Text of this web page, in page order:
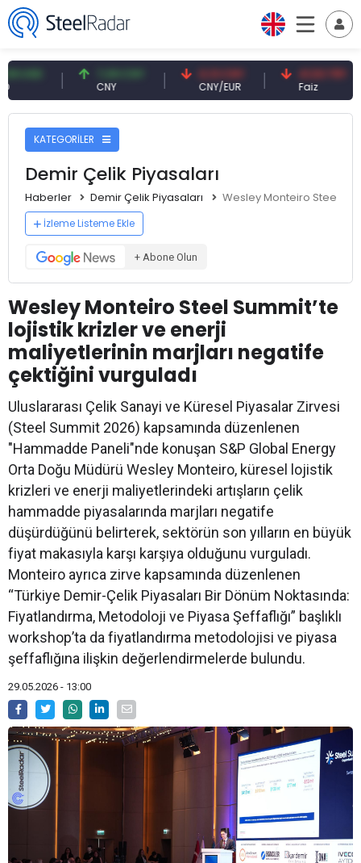
7,09 CNY
CNY
0,13 CNY
CNY/EUR
41,53 TRY
Faiz
KATEGORİLER
Demir Çelik Piyasaları
Haberler Demir Çelik Piyasaları Wesley Monteiro Steel
İzleme Listeme Ekle
+ Abone Olun
Wesley Monteiro Steel Summit’te
lojistik krizler ve enerji
maliyetlerinin marjları negatife
çektiğini vurguladı
Uluslararası Çelik Sanayi ve Küresel Piyasalar Zirvesi
(Steel Summit 2026) kapsamında düzenlenen
"Hammadde Paneli"nde konuşan S&P Global Energy
Orta Doğu Müdürü Wesley Monteiro, küresel lojistik
krizleri ve enerji maliyetlerindeki artışların çelik
hammadde piyasalarında marjları negatife
düşürdüğünü belirterek, sektörün son yılların en büyük
fiyat makasıyla karşı karşıya olduğunu vurguladı.
Monteiro ayrıca zirve kapsamında düzenlenen
“Türkiye Demir-Çelik Piyasaları Bir Dönüm Noktasında:
Fiyatlandırma, Metodoloji ve Piyasa Şeffaflığı” başlıklı
workshop’ta da fiyatlandırma metodolojisi ve piyasa
şeffaflığına ilişkin değerlendirmelerde bulundu.
29.05.2026 - 13:00